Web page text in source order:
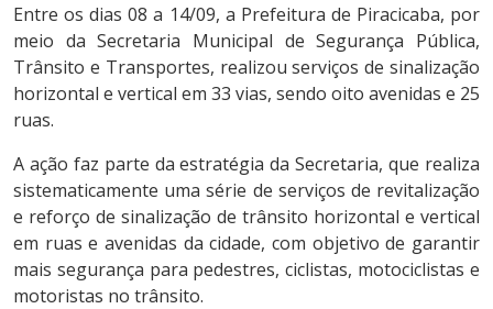
Entre os dias 08 a 14/09, a Prefeitura de Piracicaba, por
meio da Secretaria Municipal de Segurança Pública,
Trânsito e Transportes, realizou serviços de sinalização
horizontal e vertical em 33 vias, sendo oito avenidas e 25
ruas.
A ação faz parte da estratégia da Secretaria, que realiza
sistematicamente uma série de serviços de revitalização
e reforço de sinalização de trânsito horizontal e vertical
em ruas e avenidas da cidade, com objetivo de garantir
mais segurança para pedestres, ciclistas, motociclistas e
motoristas no trânsito.